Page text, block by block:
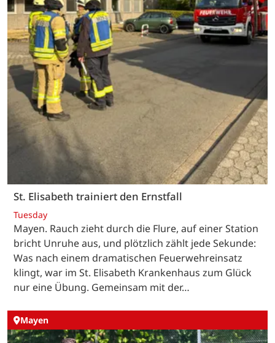
St. Elisabeth trainiert den Ernstfall
Tuesday
Mayen. Rauch zieht durch die Flure, auf einer Station
bricht Unruhe aus, und plötzlich zählt jede Sekunde:
Was nach einem dramatischen Feuerwehreinsatz
klingt, war im St. Elisabeth Krankenhaus zum Glück
nur eine Übung. Gemeinsam mit der…
Mayen